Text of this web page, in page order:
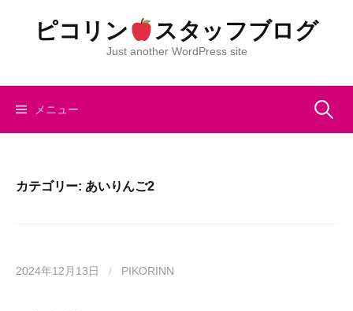
ツ
ピコリン スタッフブログ
Just another WordPress site
メニュー 検
カテゴリー: あいりんご2
2024年12月13日 / PIKORINN